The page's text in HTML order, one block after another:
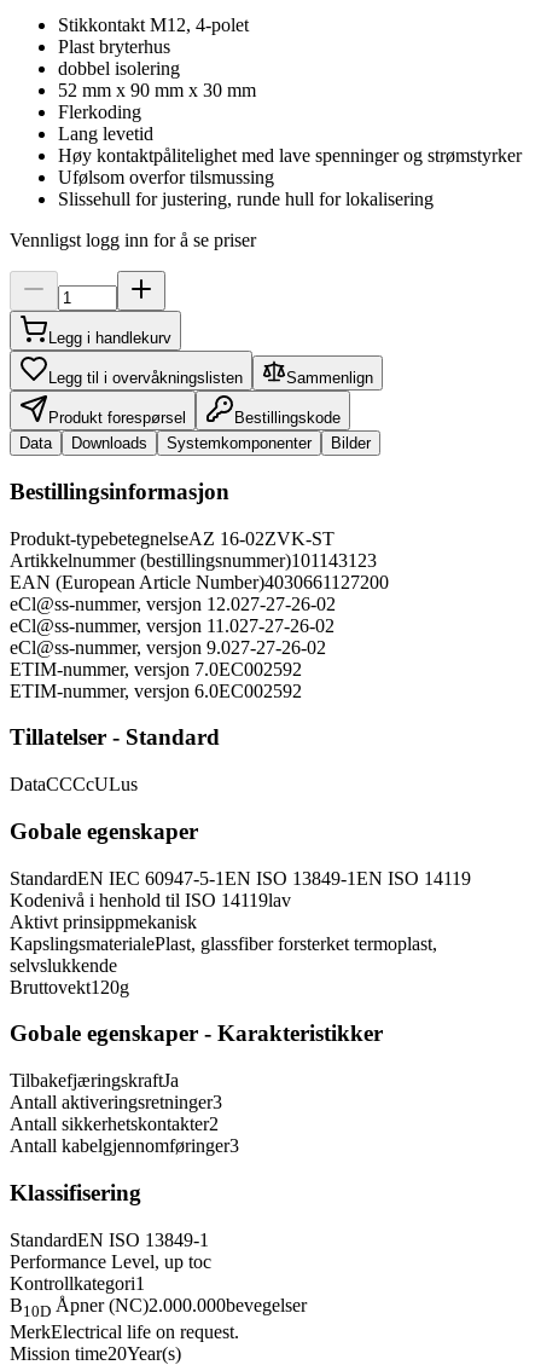
Stikkontakt M12, 4-polet
Plast bryterhus
dobbel isolering
52 mm x 90 mm x 30 mm
Flerkoding
Lang levetid
Høy kontaktpålitelighet med lave spenninger og strømstyrker
Ufølsom overfor tilsmussing
Slissehull for justering, runde hull for lokalisering
Vennligst logg inn for å se priser
Legg i handlekurv
Legg til i overvåkningslisten Sammenlign
Produkt forespørsel
Bestillingskode
Data
Downloads Systemkomponenter Bilder
Bestillingsinformasjon
Produkt-typebetegnelseAZ 16-02ZVK-ST
Artikkelnummer (bestillingsnummer)101143123
EAN (European Article Number)4030661127200
eCl@ss-nummer, versjon 12.027-27-26-02
eCl@ss-nummer, versjon 11.027-27-26-02
eCl@ss-nummer, versjon 9.027-27-26-02
ETIM-nummer, versjon 7.0EC002592
ETIM-nummer, versjon 6.0EC002592
Tillatelser - Standard
DataCCCcULus
Gobale egenskaper
StandardEN IEC 60947-5-1EN ISO 13849-1EN ISO 14119
Kodenivå i henhold til ISO 14119lav
Aktivt prinsippmekanisk
KapslingsmaterialePlast, glassfiber forsterket termoplast,
selvslukkende
Bruttovekt120g
Gobale egenskaper - Karakteristikker
TilbakefjæringskraftJa
Antall aktiveringsretninger3
Antall sikkerhetskontakter2
Antall kabelgjennomføringer3
Klassifisering
StandardEN ISO 13849-1
Performance Level, up toc
Kontrollkategori1
B10D Åpner (NC)2.000.000bevegelser
MerkElectrical life on request.
Mission time20Year(s)